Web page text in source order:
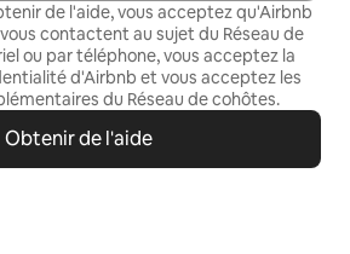
de l'aide, vous acceptez qu'Airbnb
contactent au sujet du Réseau de
ou par téléphone, vous acceptez la
d'Airbnb et vous acceptez les
du Réseau de cohôtes.
Obtenir de l'aide